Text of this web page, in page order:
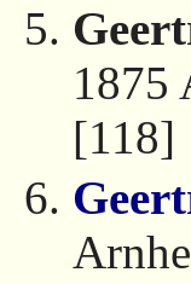
1875
[118]